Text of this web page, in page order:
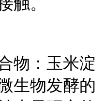
物：玉米淀
生物发酵的